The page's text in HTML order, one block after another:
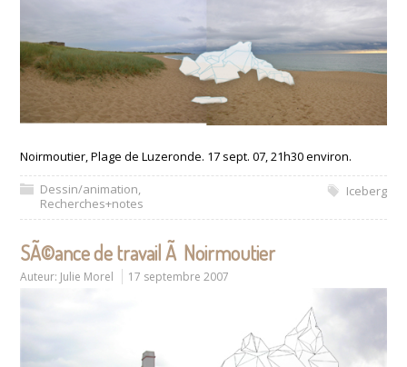
Noirmoutier, Plage de Luzeronde. 17 sept. 07, 21h30 environ.
Dessin/animation,
Recherches+notes
Iceberg
SÃ©ance de travail Ã Noirmoutier
Auteur: Julie Morel 17 septembre 2007